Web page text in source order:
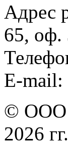
Адрес
65, оф.
E-mail:
© ООО
2026 гг.